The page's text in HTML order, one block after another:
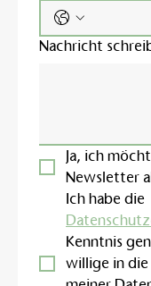
Nachricht
Ja, ich
Newsletter
Kenntnis
willige in